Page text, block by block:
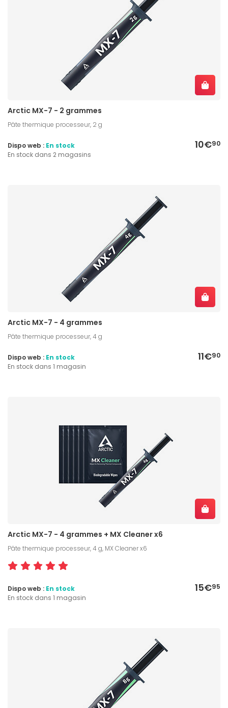
Arctic MX-7 - 2 grammes
Pâte thermique processeur, 2 g
10€90
Dispo web : En stock
En stock dans 2 magasins
Arctic MX-7 - 4 grammes
Pâte thermique processeur, 4 g
11€90
Dispo web : En stock
En stock dans 1 magasin
Arctic MX-7 - 4 grammes + MX Cleaner x6
Pâte thermique processeur, 4 g, MX Cleaner x6
15€95
Dispo web : En stock
En stock dans 1 magasin